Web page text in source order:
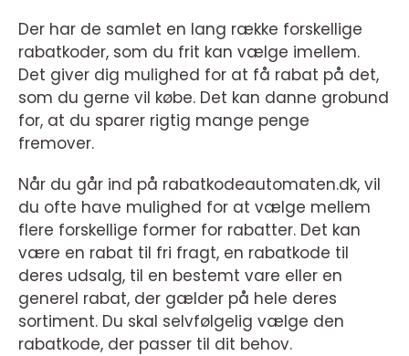
Der har de samlet en lang række forskellige
rabatkoder, som du frit kan vælge imellem.
Det giver dig mulighed for at få rabat på det,
som du gerne vil købe. Det kan danne grobund
for, at du sparer rigtig mange penge
fremover.
Når du går ind på rabatkodeautomaten.dk, vil
du ofte have mulighed for at vælge mellem
flere forskellige former for rabatter. Det kan
være en rabat til fri fragt, en rabatkode til
deres udsalg, til en bestemt vare eller en
generel rabat, der gælder på hele deres
sortiment. Du skal selvfølgelig vælge den
rabatkode, der passer til dit behov.